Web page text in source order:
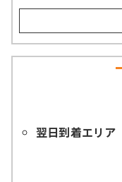
翌日到着エリア